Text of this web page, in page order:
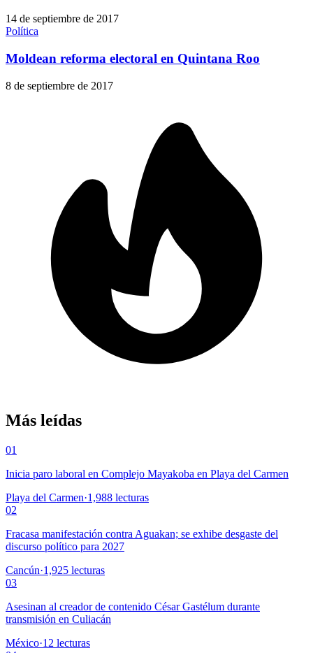
14 de septiembre de 2017
Política
Moldean reforma electoral en Quintana Roo
8 de septiembre de 2017
Más leídas
01
Inicia paro laboral en Complejo Mayakoba en Playa del Carmen
Playa del Carmen·1,988 lecturas
02
Fracasa manifestación contra Aguakan; se exhibe desgaste del
discurso político para 2027
Cancún·1,925 lecturas
03
Asesinan al creador de contenido César Gastélum durante
transmisión en Culiacán
México·12 lecturas